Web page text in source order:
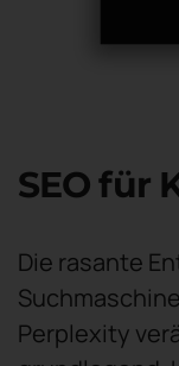
SEO für
Die rasante
Perplexity